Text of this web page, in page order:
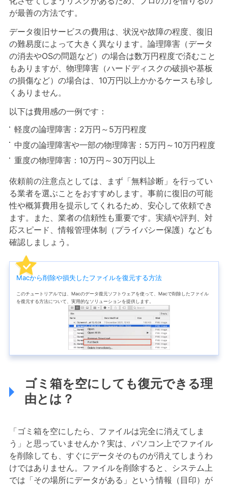
が最善の方法です。
データ復旧サービスの費用は、状況や故障の程度、復旧
の難易度によって大きく異なります。論理障害（データ
の消去やOSの問題など）の場合は数万円程度で済むこと
もありますが、物理障害（ハードディスクの破損や基板
の損傷など）の場合は、10万円以上かかるケースも珍し
くありません。
以下は費用感の一例です：
軽度の論理障害：2万円～5万円程度
中度の論理障害や一部の物理障害：5万円～10万円程度
重度の物理障害：10万円～30万円以上
依頼前の注意点としては、まず「無料診断」を行ってい
る業者を選ぶことをおすすめします。事前に復旧の可能
性や概算費用を提示してくれるため、安心して依頼でき
ます。また、業者の信頼性も重要です。実績や評判、対
応スピード、情報管理体制（プライバシー保護）なども
確認しましょう。
Macから削除や損失したファイルを復元する方法
このチュートリアルでは、Macのデータ復元ソフトウェアを使って、Macで削除したファイル
を復元する方法について、実用的なソリューションを提供します。
ゴミ箱を空にしても復元できる理
由とは？
「ゴミ箱を空にしたら、ファイルは完全に消えてしま
う」と思っていませんか？実は、パソコン上でファイル
を削除しても、すぐにデータそのものが消えてしまうわ
けではありません。ファイルを削除すると、システム上
では「その場所にデータがある」という情報（目印）が